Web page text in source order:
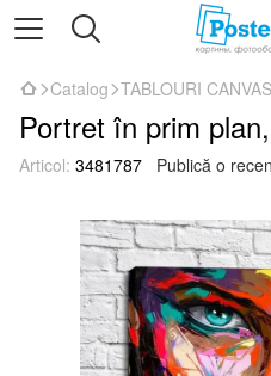
Catalog TABLOURI CANVAS
Portret în prim
Articol: 3481787 Publică o